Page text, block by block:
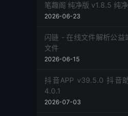
笔趣阁 纯净版 v1.8.5 纯
2026-06-23
闪链 - 在线文件解析公益
文件
2026-06-15
抖音APP v39.5.0 抖音
4.0.1
2026-07-03